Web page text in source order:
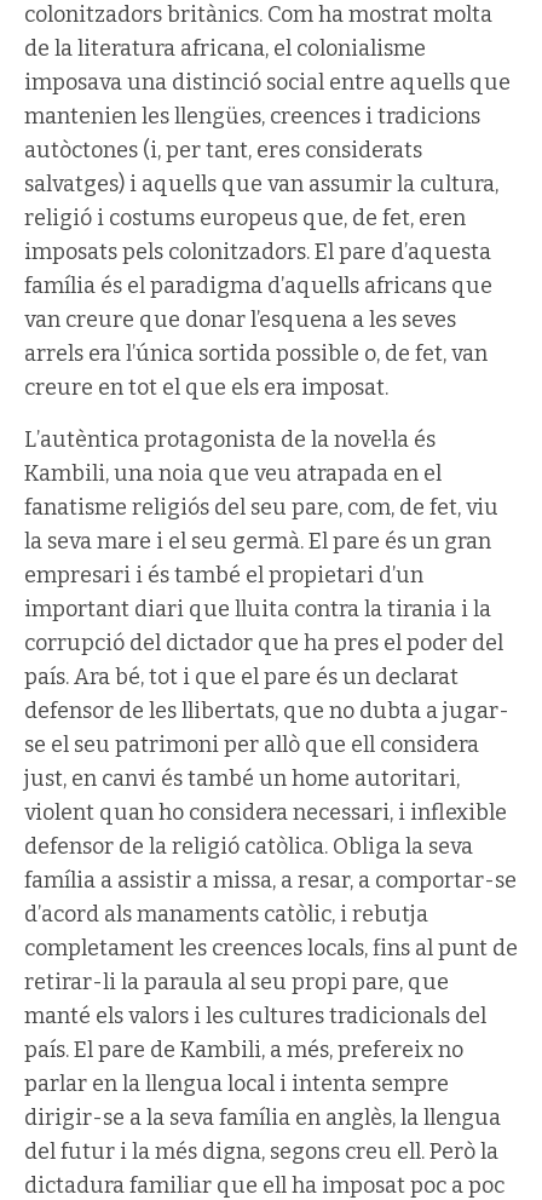
colonitzadors britànics. Com ha mostrat molta
de la literatura africana, el colonialisme
imposava una distinció social entre aquells que
mantenien les llengües, creences i tradicions
autòctones (i, per tant, eres considerats
salvatges) i aquells que van assumir la cultura,
religió i costums europeus que, de fet, eren
imposats pels colonitzadors. El pare d’aquesta
família és el paradigma d’aquells africans que
van creure que donar l’esquena a les seves
arrels era l’única sortida possible o, de fet, van
creure en tot el que els era imposat.
L’autèntica protagonista de la novel·la és
Kambili, una noia que veu atrapada en el
fanatisme religiós del seu pare, com, de fet, viu
la seva mare i el seu germà. El pare és un gran
empresari i és també el propietari d’un
important diari que lluita contra la tirania i la
corrupció del dictador que ha pres el poder del
país. Ara bé, tot i que el pare és un declarat
defensor de les llibertats, que no dubta a jugar-
se el seu patrimoni per allò que ell considera
just, en canvi és també un home autoritari,
violent quan ho considera necessari, i inflexible
defensor de la religió catòlica. Obliga la seva
família a assistir a missa, a resar, a comportar-se
d’acord als manaments catòlic, i rebutja
completament les creences locals, fins al punt de
retirar-li la paraula al seu propi pare, que
manté els valors i les cultures tradicionals del
país. El pare de Kambili, a més, prefereix no
parlar en la llengua local i intenta sempre
dirigir-se a la seva família en anglès, la llengua
del futur i la més digna, segons creu ell. Però la
dictadura familiar que ell ha imposat poc a poc